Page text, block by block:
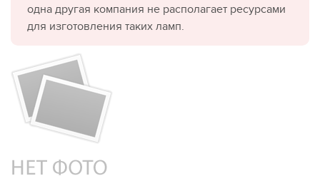
одна другая компания не располагает ресурсами
для изготовления таких ламп.